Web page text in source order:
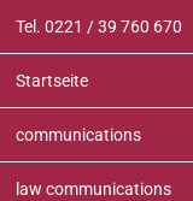
Inhalt
springen
Tel. 0221 / 39 760 670
Startseite
communications
law communications